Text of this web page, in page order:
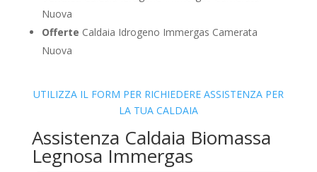
Nuova
Offerte Caldaia Idrogeno Immergas Camerata
Nuova
UTILIZZA IL FORM PER RICHIEDERE ASSISTENZA PER
LA TUA CALDAIA
Assistenza Caldaia Biomassa
Legnosa Immergas